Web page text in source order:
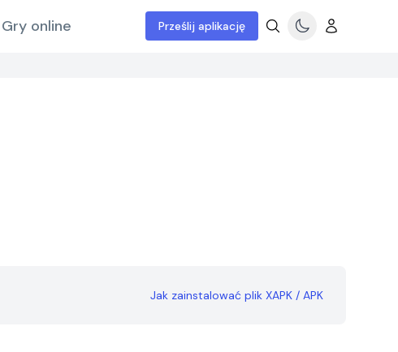
Gry online Prześlij aplikację
Jak zainstalować plik XAPK / APK